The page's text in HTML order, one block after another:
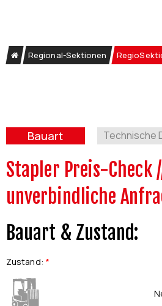
Regional-Sektionen
Bauart Technische
Stapler Preis-Check
unverbindliche
Bauart & Zustand:
Zustand: *